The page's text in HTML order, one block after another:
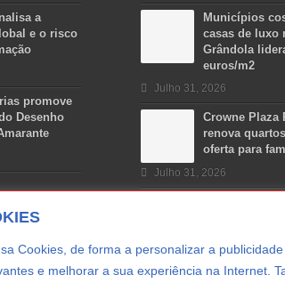
Cookies, de forma a personalizar a
e melhorar a sua experiência na Internet.
a
e o risco
promove
Desenho
Municípios
casas de luxo
Grândola
euros/m2
Julho 31, 2026
Crowne Plaza
renova
oferta para
Julho 31, 2026